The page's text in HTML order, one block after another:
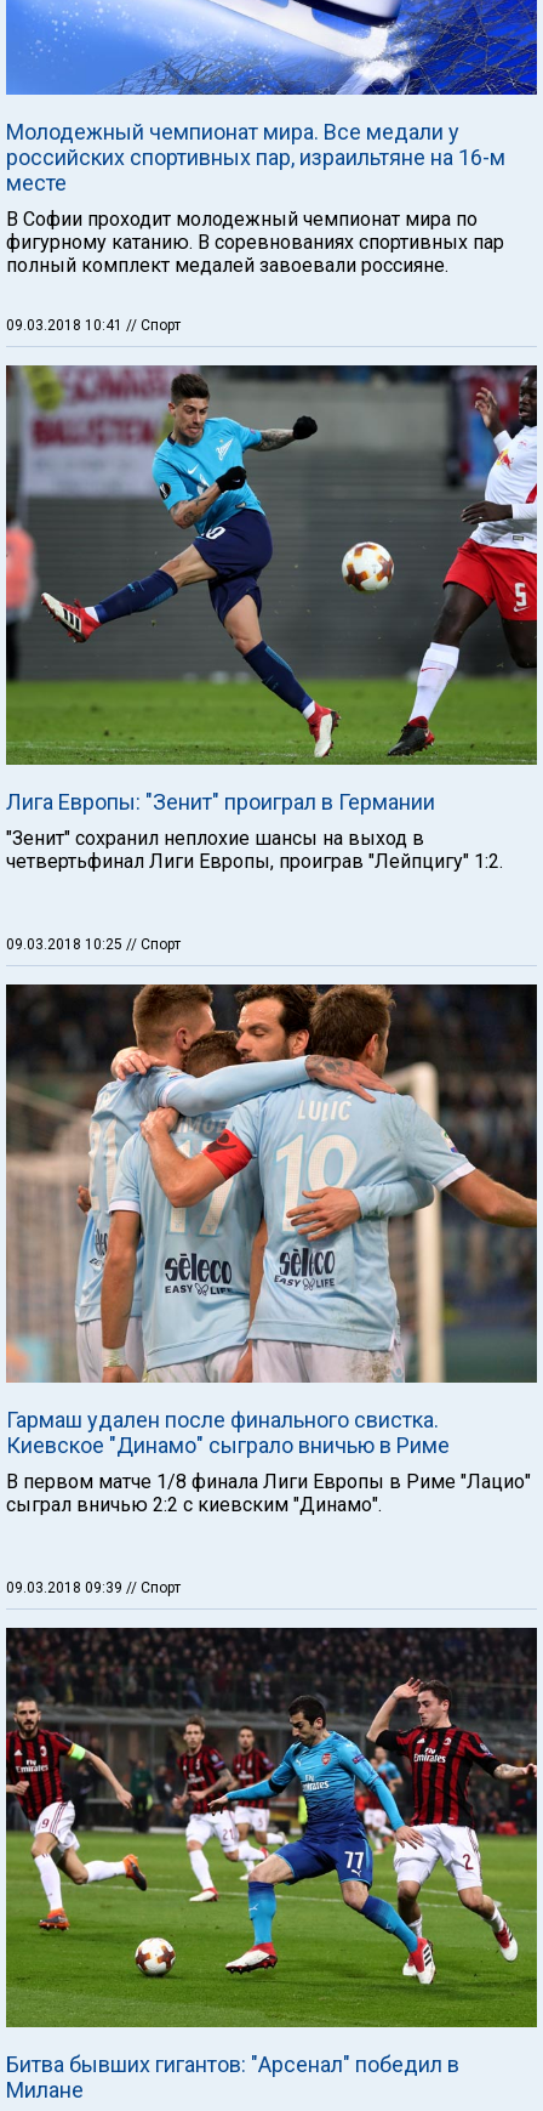
Молодежный чемпионат мира. Все медали у
российских спортивных пар, израильтяне на 16-м
месте
В Софии проходит молодежный чемпионат мира по
фигурному катанию. В соревнованиях спортивных пар
полный комплект медалей завоевали россияне.
09.03.2018 10:41 // Спорт
Лига Европы: "Зенит" проиграл в Германии
"Зенит" сохранил неплохие шансы на выход в
четвертьфинал Лиги Европы, проиграв "Лейпцигу" 1:2.
09.03.2018 10:25 // Спорт
Гармаш удален после финального свистка.
Киевское "Динамо" сыграло вничью в Риме
В первом матче 1/8 финала Лиги Европы в Риме "Лацио"
сыграл вничью 2:2 с киевским "Динамо".
09.03.2018 09:39 // Спорт
Битва бывших гигантов: "Арсенал" победил в
Милане